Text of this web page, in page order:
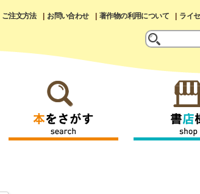
ご注文方法 お問い合わせ 著作物の利用について ライ